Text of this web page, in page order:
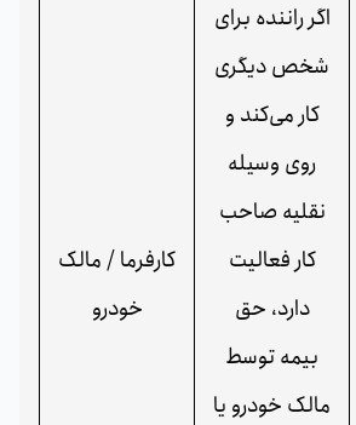
اگر راننده برای
شخص دیگری
کار می‌کند و
روی وسیله
نقلیه صاحب
کار فعالیت
دارد، حق
بیمه توسط
مالک خودرو یا
کارفرما / مالک
خودرو